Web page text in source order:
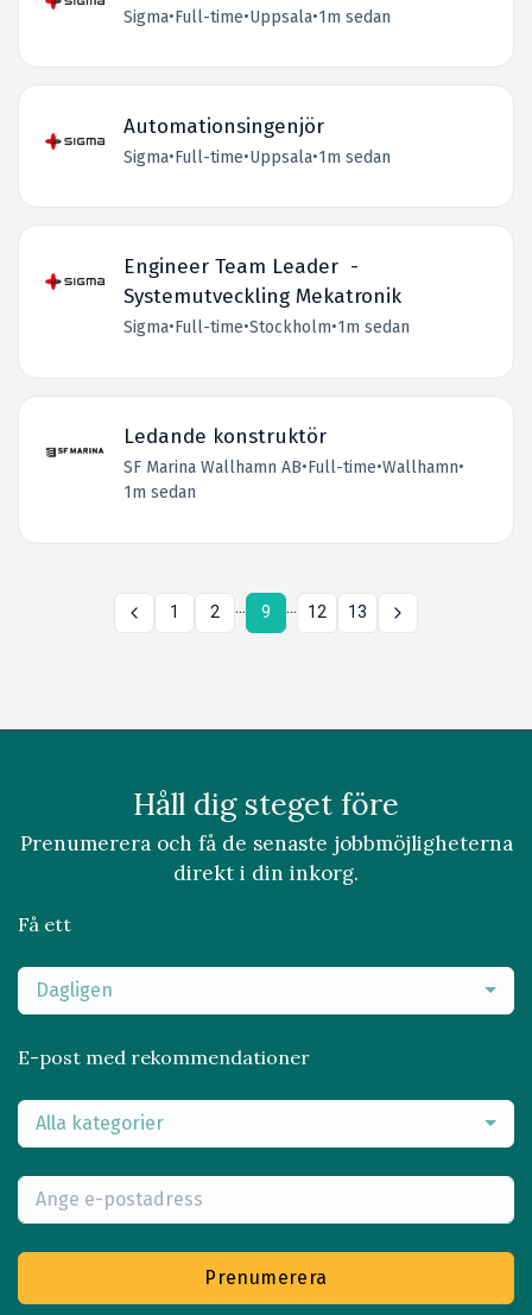
Sigma•Full-time•Uppsala•1m sedan
Automationsingenjör
Sigma•Full-time•Uppsala•1m sedan
Engineer Team Leader -
Systemutveckling Mekatronik
Sigma•Full-time•Stockholm•1m sedan
Ledande konstruktör
SF Marina Wallhamn AB•Full-time•Wallhamn•
1m sedan
1 2 ... 9 ... 12 13
Håll dig steget före
Prenumerera och få de senaste jobbmöjligheterna
direkt i din inkorg.
Få ett
Dagligen
E-post med rekommendationer
Alla kategorier
Prenumerera